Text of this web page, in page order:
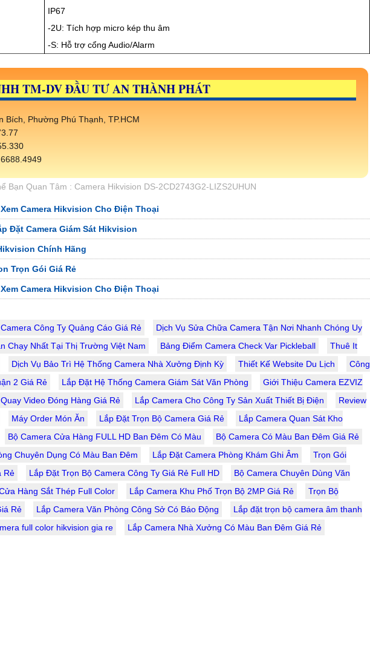
IP67
-2U: Tích hợp micro kép thu âm
-S: Hỗ trợ cổng Audio/Alarm
TM-DV ĐẦU TƯ AN THÀNH PHÁT
Bích, Phường Phú Thạnh, TP.HCM
Bạn Quan Tâm : Camera Hikvision DS-2CD2743G2-LIZS2UHUN
Camera Hikvision Cho Điện Thoại
Đặt Camera Giám Sát Hikvision
Chính Hãng
Trọn Gói Giá Rẻ
Camera Hikvision Cho Điện Thoại
Công Ty Quảng Cáo Giá Rẻ
Dịch Vụ Sửa Chữa Camera Tận Nơi Nhanh Chóng Uy
Chạy Nhất Tại Thị Trường Việt Nam Bảng Điểm Camera Check Var Pickleball
Thuê It
Dịch Vụ Bảo Trì Hệ Thống Camera Nhà Xưởng Định Kỳ Thiết Kế Website Du Lịch
Công
2 Giá Rẻ
Lắp Đặt Hệ Thống Camera Giám Sát Văn Phòng
Giới Thiệu Camera EZVIZ
Video Đóng Hàng Giá Rẻ Lắp Camera Cho Công Ty Sản Xuất Thiết Bị Điện
Review
Máy Order Món Ăn Lắp Đặt Trọn Bộ Camera Giá Rẻ
Lắp Camera Quan Sát Kho
Bộ Camera Cửa Hàng FULL HD Ban Đêm Có Màu
Bộ Camera Có Màu Ban Đêm Giá Rẻ
Chuyên Dụng Có Màu Ban Đêm
Lắp Đặt Camera Phòng Khám Ghi Âm
Trọn Gói
Rẻ
Lắp Đặt Trọn Bộ Camera Công Ty Giá Rẻ Full HD
Bộ Camera Chuyên Dùng Văn
Hàng Sắt Thép Full Color Lắp Camera Khu Phố Trọn Bộ 2MP Giá Rẻ
Trọn Bộ
Rẻ
Lắp Camera Văn Phòng Công Sở Có Báo Động
Lắp đặt trọn bộ camera âm thanh
full color hikvision gia re Lắp Camera Nhà Xưởng Có Màu Ban Đêm Giá Rẻ